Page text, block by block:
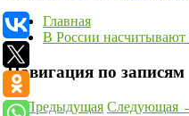
Главная
В России насчитывают
Навигация по записям
←Предыдущая Следующая